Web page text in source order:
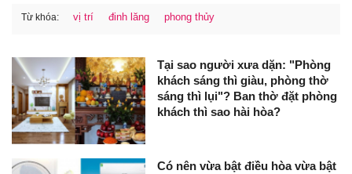
Từ khóa: vị trí đinh lăng phong thủy
Tại sao người xưa dặn: "Phòng
khách sáng thì giàu, phòng thờ
sáng thì lụi"? Ban thờ đặt phòng
khách thì sao hài hòa?
Có nên vừa bật điều hòa vừa bật